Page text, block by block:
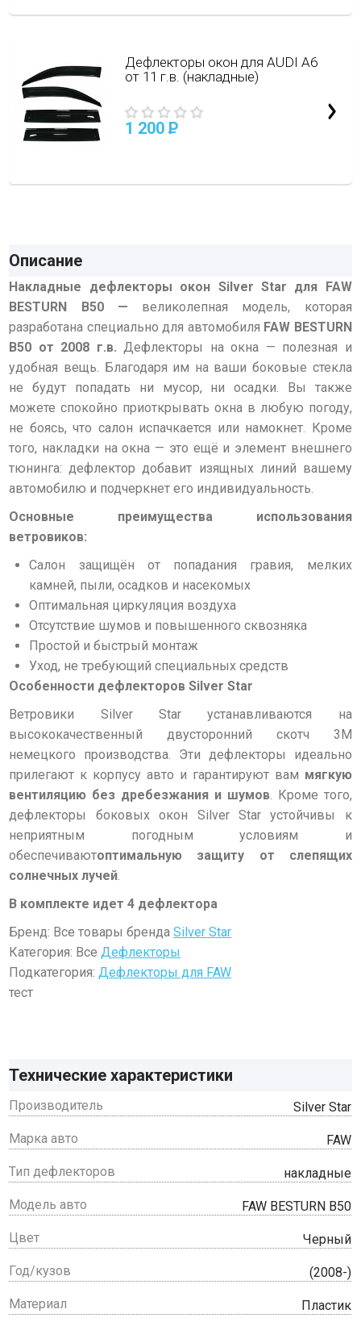
Дефлекторы окон для AUDI A6
от 11 г.в. (накладные)
1 200 P
Описание
Накладные дефлекторы окон Silver Star для FAW
BESTURN B50 — великолепная модель, которая
разработана специально для автомобиля FAW BESTURN
B50 от 2008 г.в. Дефлекторы на окна — полезная и
удобная вещь. Благодаря им на ваши боковые стекла
не будут попадать ни мусор, ни осадки. Вы также
можете спокойно приоткрывать окна в любую погоду,
не боясь, что салон испачкается или намокнет. Кроме
того, накладки на окна — это ещё и элемент внешнего
тюнинга: дефлектор добавит изящных линий вашему
автомобилю и подчеркнет его индивидуальность.
Основные преимущества использования
ветровиков:
Салон защищён от попадания гравия, мелких
камней, пыли, осадков и насекомых
Оптимальная циркуляция воздуха
Отсутствие шумов и повышенного сквозняка
Простой и быстрый монтаж
Уход, не требующий специальных средств
Особенности дефлекторов Silver Star
Ветровики Silver Star устанавливаются на
высококачественный двусторонний скотч 3М
немецкого производства. Эти дефлекторы идеально
прилегают к корпусу авто и гарантируют вам мягкую
вентиляцию без дребезжания и шумов. Кроме того,
дефлекторы боковых окон Silver Star устойчивы к
неприятным погодным условиям и
обеспечиваютоптимальную защиту от слепящих
солнечных лучей.
В комплекте идет 4 дефлектора
Бренд: Все товары брендаSilver Star
Категория: ВсеДефлекторы
Подкатегория:Дефлекторы для FAW
тест
Технические характеристики
Производитель Silver Star
Марка авто FAW
Тип дефлекторов накладные
Модель авто FAW BESTURN B50
Цвет Черный
Год/кузов (2008-)
Материал Пластик